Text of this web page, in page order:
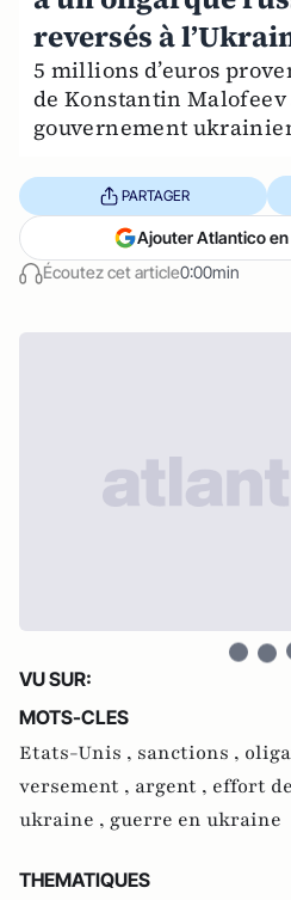
reversés à
5 millions d’euros
de Konstantin Malofeev
gouvernement
Écoutez cet article0:00min
PARTAGER
Ajouter Atlantico
VU SUR:
MOTS-CLES
Etats-Unis , sanctions ,
versement , argent , effort
ukraine , guerre en ukraine
THEMATIQUES